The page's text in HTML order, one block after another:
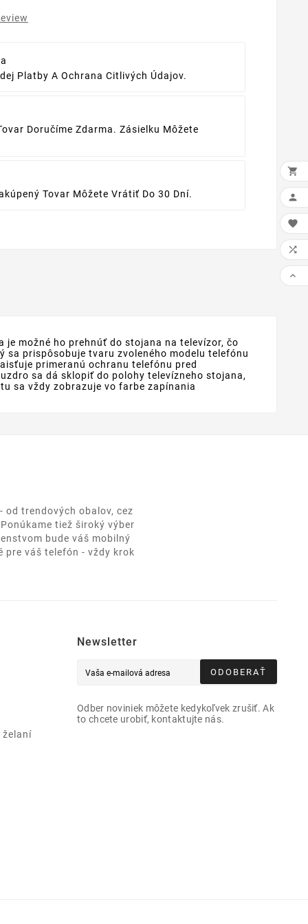
Platby A Ochrana Citlivých Údajov.
Doručíme Zdarma. Zásielku Môžete
Tovar Môžete Vrátiť Do 30 Dní.
je možné ho prehnúť do stojana na televízor, čo
sa prispôsobuje tvaru zvoleného modelu telefónu
primeranú ochranu telefónu pred
sa dá sklopiť do polohy televízneho stojana,
sa vždy zobrazuje vo farbe zapínania
od trendových obalov, cez
tiež široký výber
bude váš mobilný
pre váš telefón - vždy krok
želaní
Newsletter
ODOBERAŤ
Odber noviniek môžete kedykoľvek zrušiť. Ak
to chcete urobiť, kontaktujte nás.




